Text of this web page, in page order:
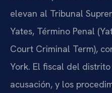
elevan al Tribunal
Yates, Término Penal
Court Criminal Term),
York. El fiscal del
acusación, y los